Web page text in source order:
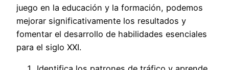
juego en la educación y la formación, podemos
mejorar significativamente los resultados y
fomentar el desarrollo de habilidades esenciales
para el siglo XXI.